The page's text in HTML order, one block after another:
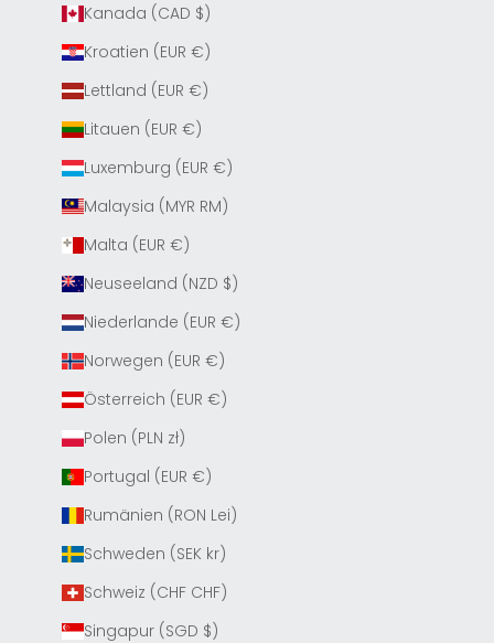
Kanada (CAD $)
Kroatien (EUR €)
Lettland (EUR €)
Litauen (EUR €)
Luxemburg (EUR €)
Malaysia (MYR RM)
Malta (EUR €)
Neuseeland (NZD $)
Niederlande (EUR €)
Norwegen (EUR €)
Österreich (EUR €)
Polen (PLN zł)
Portugal (EUR €)
Rumänien (RON Lei)
Schweden (SEK kr)
Schweiz (CHF CHF)
Singapur (SGD $)